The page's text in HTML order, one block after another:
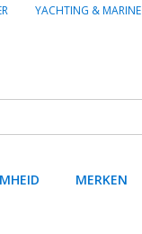
YACHTING & MARINE
MERKEN